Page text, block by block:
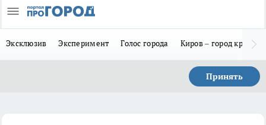
Эксклюзив Эксперимент Голос города Киров – город
Принять